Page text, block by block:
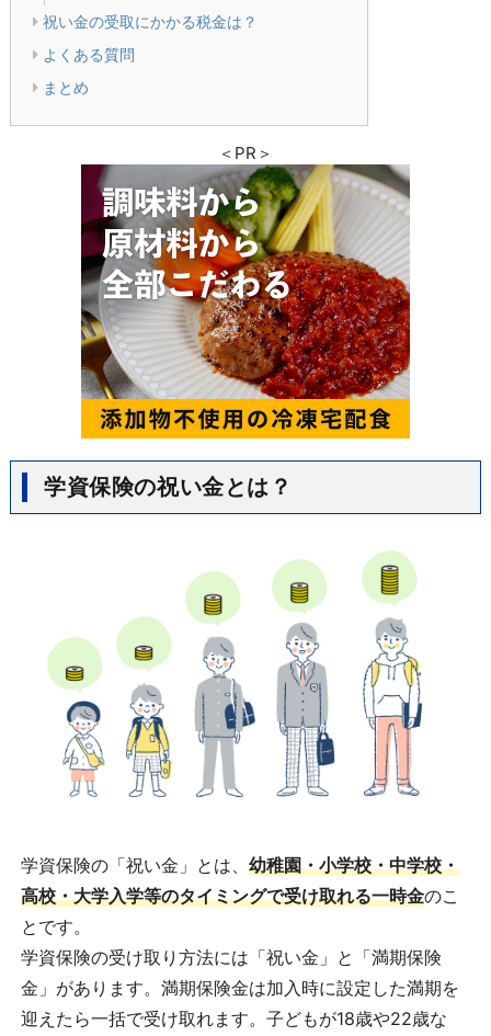
祝い金の受取にかかる税金は？
よくある質問
まとめ
＜PR＞
学資保険の祝い金とは？
学資保険の「祝い金」とは、 幼稚園・小学校・中学校・
高校・大学入学等のタイミングで受け取れる一時金のこ
とです。
学資保険の受け取り方法には「祝い金」と「満期保険
金」があります。満期保険金は加入時に設定した満期を
迎えたら一括で受け取れます。子どもが18歳や22歳な